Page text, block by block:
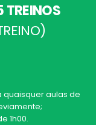
TREINOS
quaisquer aulas de
1h00.